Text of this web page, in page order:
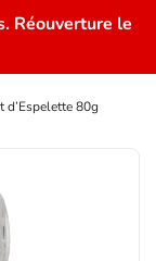
Réouverture le
d’Espelette 80g